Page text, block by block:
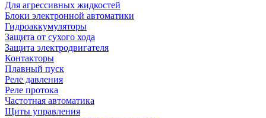
Для агрессивных жидкостей
Блоки электронной автоматики
Гидроаккумуляторы
Защита от сухого хода
Защита электродвигателя
Контакторы
Плавный пуск
Реле давления
Реле протока
Частотная автоматика
Щиты управления